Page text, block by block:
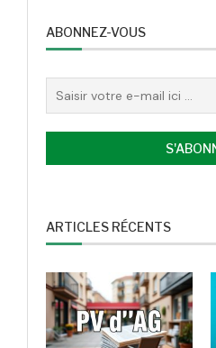
ABONNEZ-VOUS
ARTICLES RÉCENTS